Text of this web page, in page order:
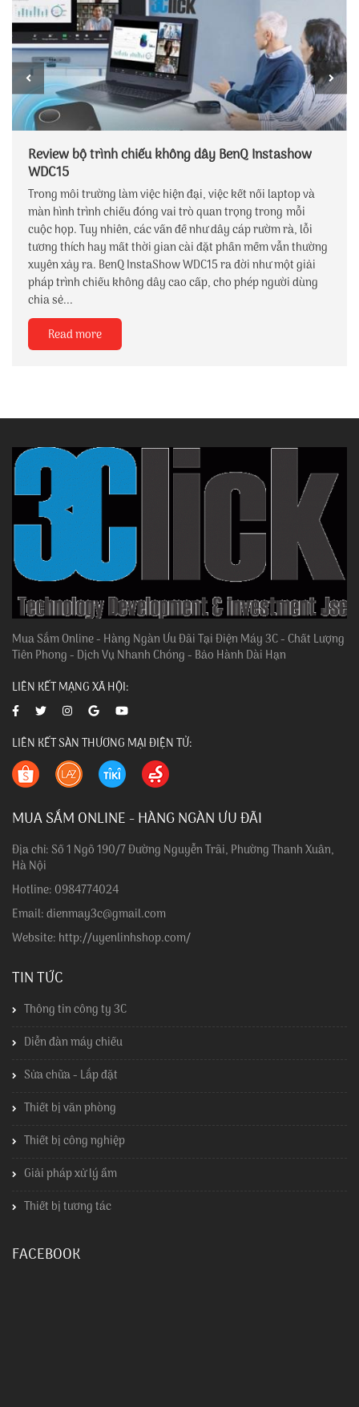
Review bộ trình chiếu không dây BenQ Instashow
WDC15
Trong môi trường làm việc hiện đại, việc kết nối laptop và
màn hình trình chiếu đóng vai trò quan trọng trong mỗi
cuộc họp. Tuy nhiên, các vấn đề như dây cáp rườm rà, lỗi
tương thích hay mất thời gian cài đặt phần mềm vẫn thường
xuyên xảy ra. BenQ InstaShow WDC15 ra đời như một giải
pháp trình chiếu không dây cao cấp, cho phép người dùng
chia sẻ...
Read more
Mua Sắm Online - Hàng Ngàn Ưu Đãi Tại Điện Máy 3C - Chất Lượng
Tiên Phong - Dịch Vụ Nhanh Chóng - Bảo Hành Dài Hạn
LIÊN KẾT MẠNG XÃ HỘI:
LIÊN KẾT SÀN THƯƠNG MẠI ĐIỆN TỬ:
MUA SẮM ONLINE - HÀNG NGÀN ƯU ĐÃI
Địa chỉ: Số 1 Ngõ 190/7 Đường Nguyễn Trãi, Phường Thanh Xuân,
Hà Nội
Hotline: 0984774024
Email: dienmay3c@gmail.com
Website: http://uyenlinhshop.com/
TIN TỨC
Thông tin công ty 3C
Diễn đàn máy chiếu
Sửa chữa - Lắp đặt
Thiết bị văn phòng
Thiết bị công nghiệp
Giải pháp xử lý ẩm
Thiết bị tương tác
FACEBOOK